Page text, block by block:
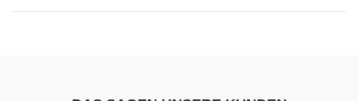
Telefonnummer schreibst du bitte in das Feld